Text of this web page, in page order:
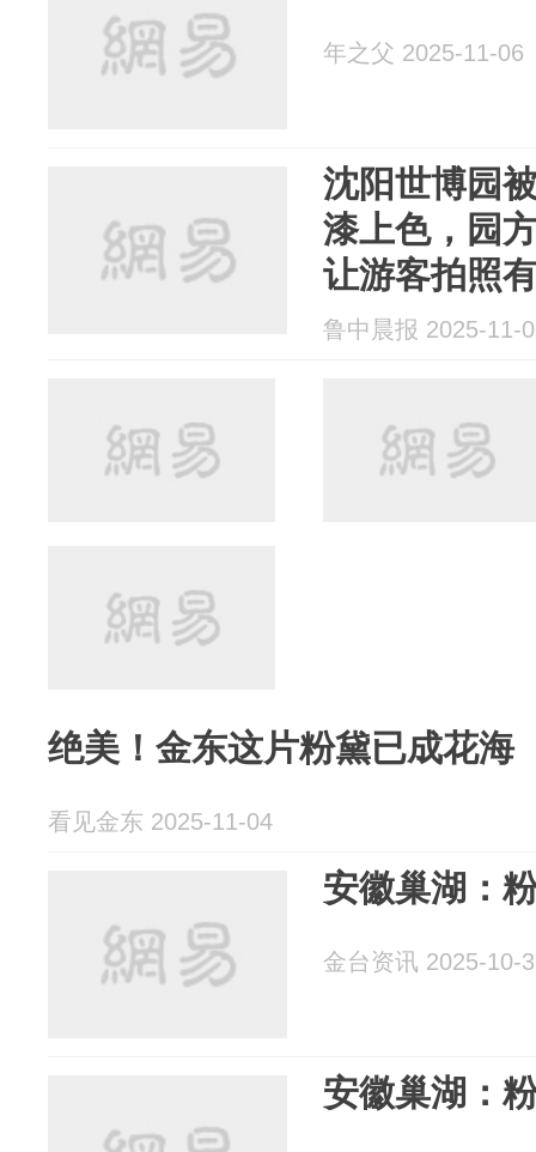
年之父 2025-11-06
沈阳世博园
漆上色，园
让游客拍照
鲁中晨报 2025-11-
绝美！金东这片粉黛已成花海
看见金东 2025-11-04
安徽巢湖：
金台资讯 2025-10-
安徽巢湖：